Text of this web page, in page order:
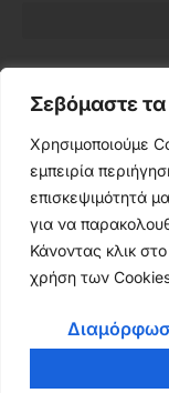
Σεβόμαστε
Χρησιμοποιούμε
εμπειρία
επισκεψιμότητά
για να
Κάνοντας κλικ
χρήση των